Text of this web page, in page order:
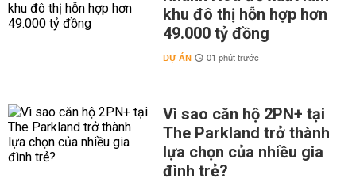
khu đô thị hỗn hợp hơn
49.000 tỷ đồng
DỰ ÁN 01 phút trước
Vì sao căn hộ 2PN+ tại
The Parkland trở thành
lựa chọn của nhiều gia
đình trẻ?